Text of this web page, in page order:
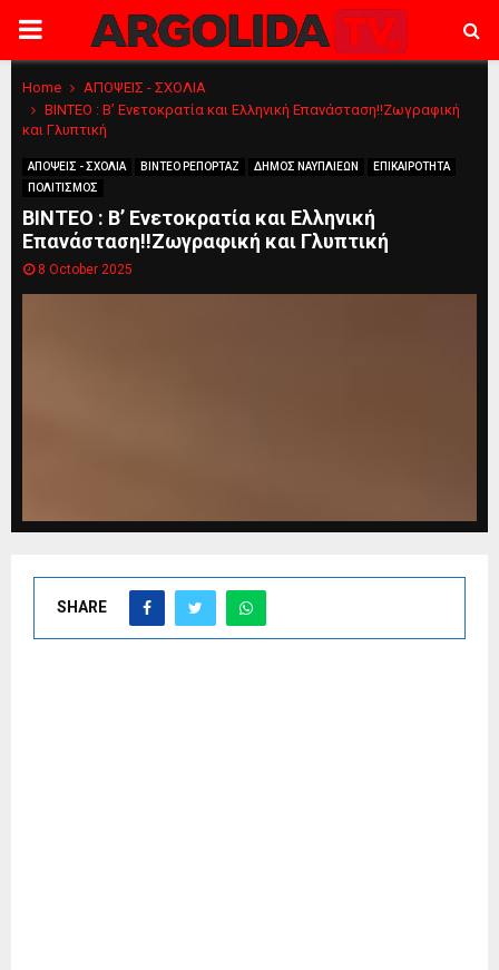
PRIMARY
MENU
Home
ΑΠΟΨΕΙΣ - ΣΧΟΛΙΑ
ΒΙΝΤΕΟ : Β’ Ενετοκρατία και Ελληνική Επανάσταση!!Ζωγραφική
και Γλυπτική
ΑΠΟΨΕΙΣ - ΣΧΟΛΙΑ ΒΙΝΤΕΟ ΡΕΠΟΡΤΑΖ ΔΗΜΟΣ ΝΑΥΠΛΙΕΩΝ
ΕΠΙΚΑΙΡΟΤΗΤΑ
ΠΟΛΙΤΙΣΜΟΣ
ΒΙΝΤΕΟ : Β’ Ενετοκρατία και Ελληνική
Επανάσταση!!Ζωγραφική και Γλυπτική
8 October 2025
SHARE